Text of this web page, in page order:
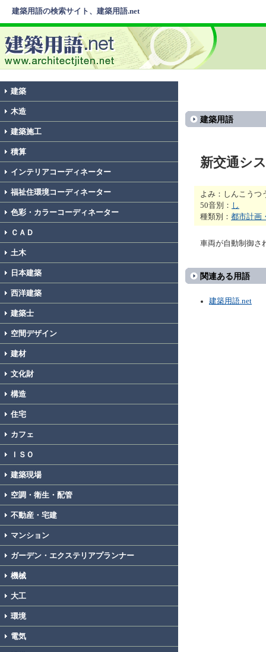
建築用語の検索サイト、建築用語.net
建築
木造
建築施工
積算
インテリアコーディネーター
福祉住環境コーディネーター
色彩・カラーコーディネーター
ＣＡＤ
土木
日本建築
西洋建築
建築士
空間デザイン
建材
文化財
構造
住宅
カフェ
ＩＳＯ
建築現場
空調・衛生・配管
不動産・宅建
マンション
ガーデン・エクステリアプランナー
機械
大工
環境
電気
建築用語
新交通シ
よみ：しんこうつ
50音別： し
種類別： 都市計画
車両が自動制御さ
関連ある用語
建築用語.net